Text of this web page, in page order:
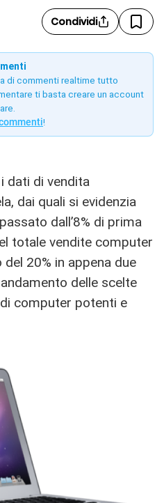
Condividi
di commenti realtime tutto
ti basta creare un account
!
dati di vendita
dai quali si evidenzia
dall’8% di prima
totale vendite computer
20% in appena due
delle scelte
computer potenti e